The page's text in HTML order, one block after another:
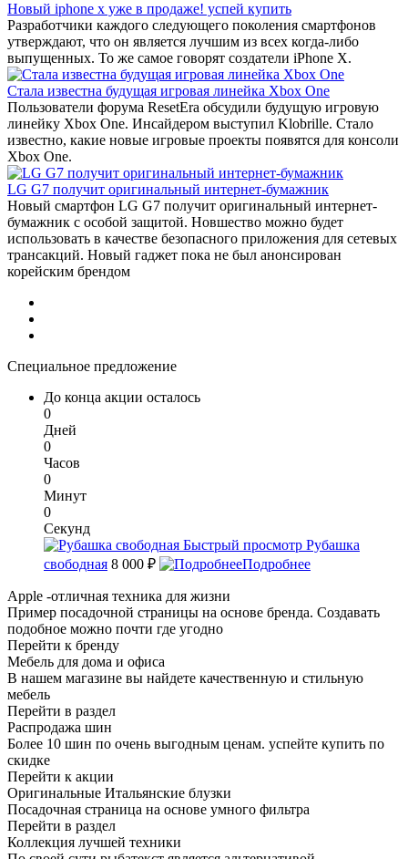
Новый iphone x уже в продаже! успей купить
Разработчики каждого следующего поколения смартфонов
утверждают, что он является лучшим из всех когда-либо
выпущенных. То же самое говорят создатели iPhone X.
Стала известна будущая игровая линейка Xbox One
Пользователи форума ResetEra обсудили будущую игровую
линейку Xbox One. Инсайдером выступил Klobrille. Стало
известно, какие новые игровые проекты появятся для консоли
Xbox One.
LG G7 получит оригинальный интернет-бумажник
Новый смартфон LG G7 получит оригинальный интернет-
бумажник с особой защитой. Новшество можно будет
использовать в качестве безопасного приложения для сетевых
трансакций. Новый гаджет пока не был анонсирован
корейским брендом
Специальное предложение
До конца акции осталось
0
Дней
0
Часов
0
Минут
0
Секунд
Быстрый просмотр Рубашка
свободная 8 000 ₽ Подробнее
Apple -отличная техника для жизни
Пример посадочной страницы на основе бренда. Создавать
подобное можно почти где угодно
Перейти к бренду
Мебель для дома и офиса
В нашем магазине вы найдете качественную и стильную
мебель
Перейти в раздел
Распродажа шин
Более 10 шин по очень выгодным ценам. успейте купить по
скидке
Перейти к акции
Оригинальные Итальянские блузки
Посадочная страница на основе умного фильтра
Перейти в раздел
Коллекция лучшей техники